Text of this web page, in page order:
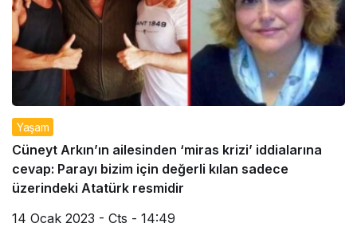
Yaşam
Cüneyt Arkın’ın ailesinden ‘miras krizi’ iddialarına
cevap: Parayı bizim için değerli kılan sadece
üzerindeki Atatürk resmidir
14 Ocak 2023 - Cts - 14:49